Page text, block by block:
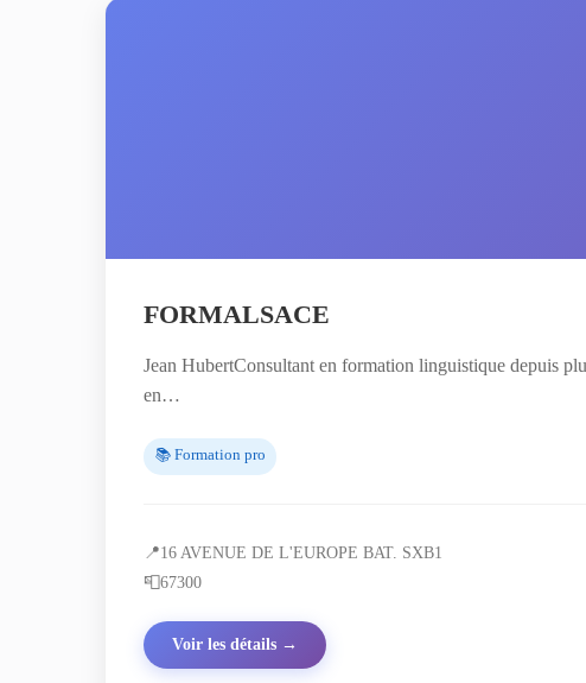
FORMALSACE
Jean HubertConsultant en formation linguistique depuis
en…
📚 Formation pro
📍16 AVENUE DE L'EUROPE BAT. SXB1
📮67300
Voir les détails →